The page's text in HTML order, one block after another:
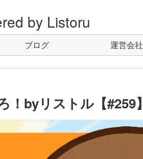
by Listoru
ブログ 運営会社
byリストル【#259】